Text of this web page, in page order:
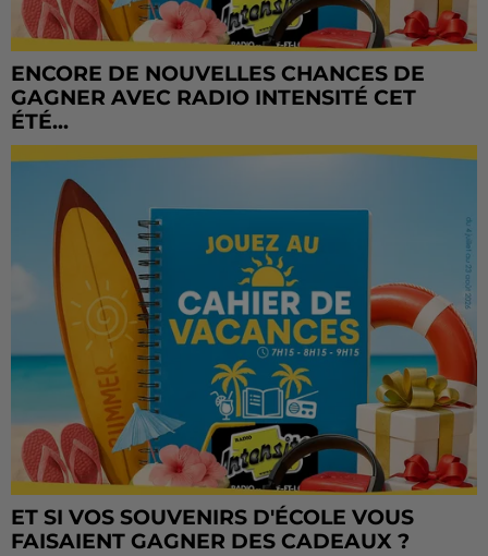
ENCORE DE NOUVELLES CHANCES DE
GAGNER AVEC RADIO INTENSITÉ CET
ÉTÉ...
ET SI VOS SOUVENIRS D'ÉCOLE VOUS
FAISAIENT GAGNER DES CADEAUX ?